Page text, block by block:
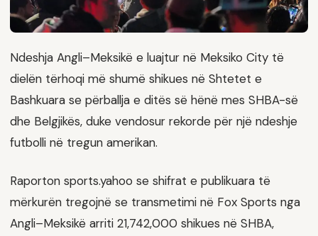
Ndeshja Angli–Meksikë e luajtur në Meksiko City të
dielën tërhoqi më shumë shikues në Shtetet e
Bashkuara se përballja e ditës së hënë mes SHBA-së
dhe Belgjikës, duke vendosur rekorde për një ndeshje
futbolli në tregun amerikan.
Raporton sports.yahoo se shifrat e publikuara të
mërkurën tregojnë se transmetimi në Fox Sports nga
Angli–Meksikë arriti 21,742,000 shikues në SHBA,